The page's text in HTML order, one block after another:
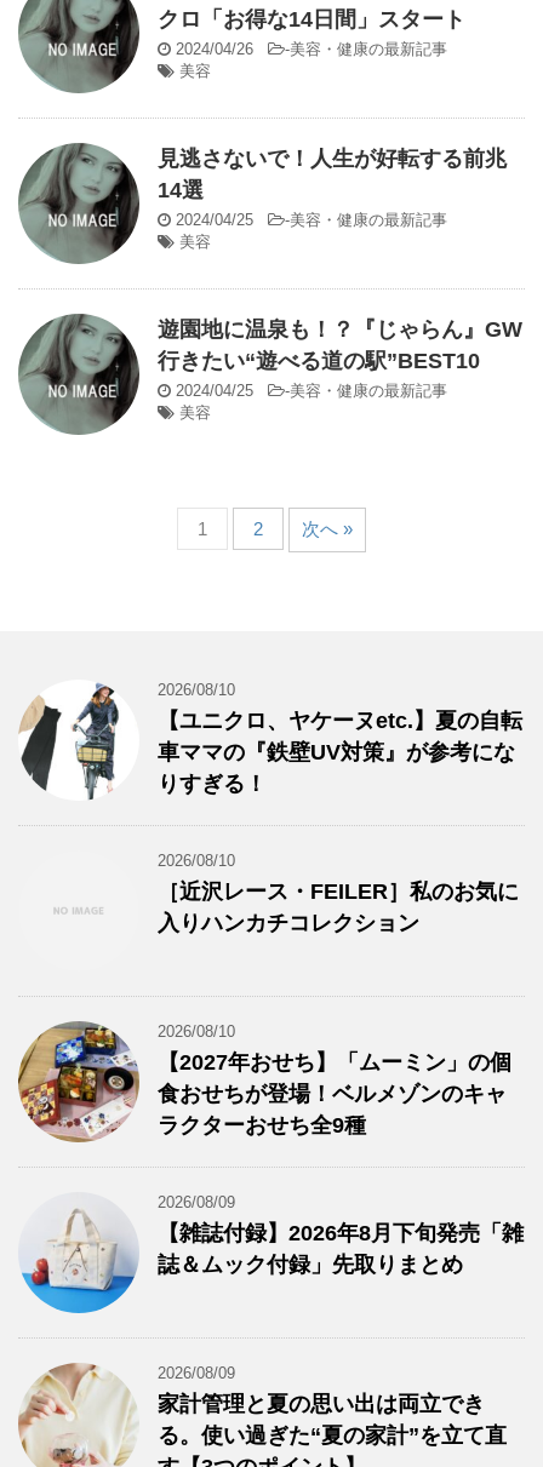
クロ「お得な14日間」スタート
2024/04/26 -美容・健康の最新記事
美容
見逃さないで！人生が好転する前兆
14選
2024/04/25 -美容・健康の最新記事
美容
遊園地に温泉も！？『じゃらん』GW
行きたい“遊べる道の駅”BEST10
2024/04/25 -美容・健康の最新記事
美容
1 2 次へ »
2026/08/10
【ユニクロ、ヤケーヌetc.】夏の自転
車ママの『鉄壁UV対策』が参考にな
りすぎる！
2026/08/10
［近沢レース・FEILER］私のお気に
入りハンカチコレクション
2026/08/10
【2027年おせち】「ムーミン」の個
食おせちが登場！ベルメゾンのキャ
ラクターおせち全9種
2026/08/09
【雑誌付録】2026年8月下旬発売「雑
誌＆ムック付録」先取りまとめ
2026/08/09
家計管理と夏の思い出は両立でき
る。使い過ぎた“夏の家計”を立て直